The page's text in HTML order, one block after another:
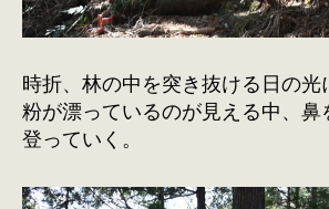
時折、林の中を突き抜ける日の光
粉が漂っているのが見える中、鼻
登っていく。